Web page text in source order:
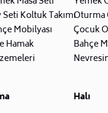
Seti Koltuk Takımı
Mobilyası
Hamak
Oturma
Çocuk
Bahçe
Halı